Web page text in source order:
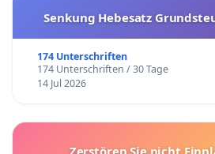
Senkung Hebesatz
174 Unterschriften
174 Unterschriften / 30 Tage
14 Jul 2026